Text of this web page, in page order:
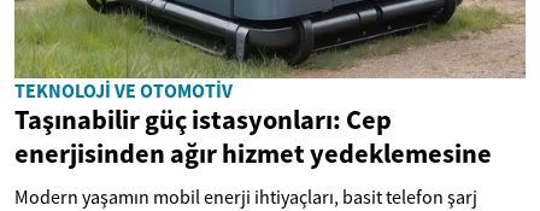
TEKNOLOJI VE OTOMOTIV
Taşınabilir güç istasyonları: Cep
enerjisinden ağır hizmet yedeklemesine
Modern yaşamın mobil enerji ihtiyaçları, basit telefon şarj